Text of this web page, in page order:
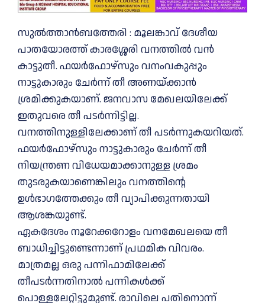
സുല്‍ത്താന്‍ബത്തേരി : മൂലങ്കാവ് ദേശീയ
പാതയോരത്ത് കാരശ്ശേരി വനത്തിൽ വൻ
കാട്ടുതീ. ഫയർഫോഴ്സും വനംവകുപ്പും
നാട്ടുകാരും ചേർന്ന് തീ അണയ്ക്കാൻ
ശ്രമിക്കുകയാണ്. ജനവാസ മേഖലയിലേക്ക്
ഇതുവരെ തീ പടർന്നിട്ടില്ല.
വനത്തിനുള്ളിലേക്കാണ് തീ പടർന്നുകയറിയത്.
ഫയര്‍ഫോഴ്‌സും നാട്ടുകാരും ചേര്‍ന്ന് തീ
നിയന്ത്രണ വിധേയമാക്കാനുള്ള ശ്രമം
തുടരുകയാണെങ്കിലും വനത്തിന്റെ
ഉള്‍ഭാഗത്തേക്കും തീ വ്യാപിക്കുന്നതായി
ആശങ്കയുണ്ട്.
ഏകദേശം നൂറേക്കറോളം വനമേഖലയെ തീ
ബാധിച്ചിട്ടുണ്ടെന്നാണ് പ്രഥമിക വിവരം.
മാത്രമല്ല ഒരു പന്നിഫാമിലേക്ക്
തീപടര്‍ന്നതിനാല്‍ പന്നികള്‍ക്ക്
പൊള്ളലേറ്റിട്ടുമുണ്ട്. രാവിലെ പതിനൊന്ന്